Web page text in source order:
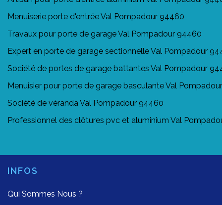
Menuiserie porte d'entrée Val Pompadour 94460
Travaux pour porte de garage Val Pompadour 94460
Expert en porte de garage sectionnelle Val Pompadour
Société de portes de garage battantes Val Pompadour
Menuisier pour porte de garage basculante Val
Société de véranda Val Pompadour 94460
Professionnel des clôtures pvc et aluminium Val
INFOS
Qui Sommes Nous ?